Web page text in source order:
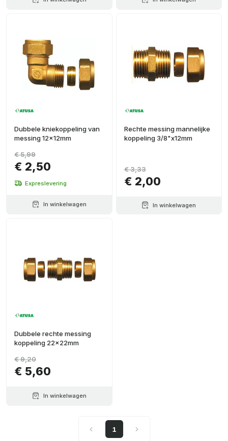
Dubbele kniekoppeling van
messing 12x12mm
€ 2,50
€ 5,99
Expreslevering
In winkelwagen
Rechte messing mannelijke
koppeling 3/8"x12mm
€ 2,00
€ 3,33
In winkelwagen
Dubbele rechte messing
koppeling 22x22mm
€ 5,60
€ 9,20
In winkelwagen
1